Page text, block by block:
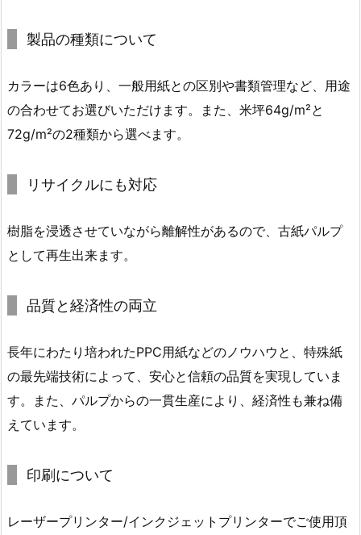
製品の種類について
カラーは6色あり、一般用紙との区別や書類管理など、用途
の合わせてお選びいただけます。また、米坪64g/m²と
72g/m²の2種類から選べます。
リサイクルにも対応
樹脂を浸透させていながら離解性があるので、古紙パルプ
として再生出来ます。
品質と経済性の両立
長年にわたり培われたPPC用紙などのノウハウと、特殊紙
の最先端技術によって、安心と信頼の品質を実現していま
す。また、パルプからの一貫生産により、経済性も兼ね備
えています。
印刷について
レーザープリンター/インクジェットプリンターでご使用頂